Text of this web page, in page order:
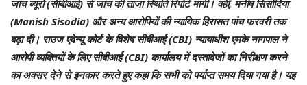
जांच ब्यूरो (सीबीआई) से जांच की ताजा स्थिति रिपोर्ट मांगी। वहीं, मनीष सिसोदिया
(Manish Sisodia) और अन्य आरोपियों की न्यायिक हिरासत पांच फरवरी तक
बढ़ा दी। राउज एवेन्यू कोर्ट के विशेष सीबीआई (CBI) न्यायाधीश एमके नागपाल ने
आरोपी व्यक्तियों के लिए सीबीआई (CBI) कार्यालय में दस्तावेजों का निरीक्षण करने
का अवसर देने से इनकार करते हुए कहा कि सभी को पर्याप्त समय दिया गया है। यह